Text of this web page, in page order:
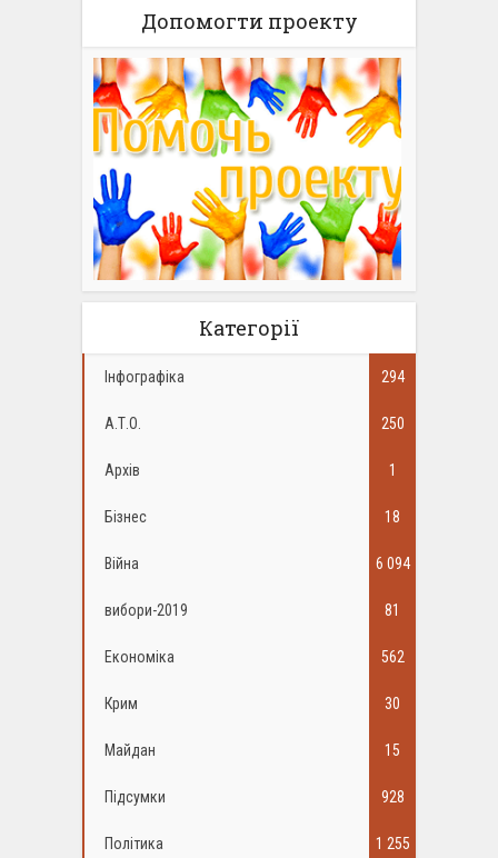
Допомогти проекту
Категорії
Інфографіка 294
А.Т.О. 250
Архів 1
Бізнес 18
Війна 6 094
вибори-2019 81
Економіка 562
Крим 30
Майдан 15
Підсумки 928
Політика 1 255